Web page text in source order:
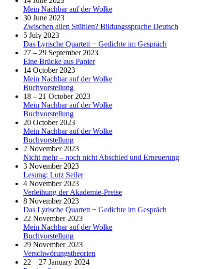
Mein Nachbar auf der Wolke
30 June 2023
Zwischen allen Stühlen? Bildungssprache Deutsch
5 July 2023
Das Lyrische Quartett − Gedichte im Gespräch
27 – 29 September 2023
Eine Brücke aus Papier
14 October 2023
Mein Nachbar auf der Wolke
Buchvorstellung
18 – 21 October 2023
Mein Nachbar auf der Wolke
Buchvorstellung
20 October 2023
Mein Nachbar auf der Wolke
Buchvorstellung
2 November 2023
Nicht mehr – noch nicht Abschied und Erneuerung
3 November 2023
Lesung: Lutz Seiler
4 November 2023
Verleihung der Akademie-Preise
8 November 2023
Das Lyrische Quartett − Gedichte im Gespräch
22 November 2023
Mein Nachbar auf der Wolke
Buchvorstellung
29 November 2023
Verschwörungstheorien
22 – 27 January 2024